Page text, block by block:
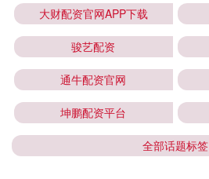
大财配资官网APP下载
骏艺配资
通牛配资官网
坤鹏配资平台
全部话题标签